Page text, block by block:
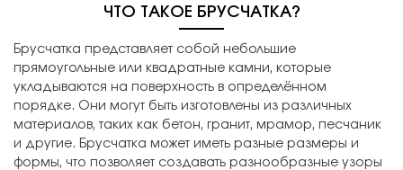
ЧТО ТАКОЕ БРУСЧАТКА?
Брусчатка представляет собой небольшие
прямоугольные или квадратные камни, которые
укладываются на поверхность в определённом
порядке. Они могут быть изготовлены из различных
материалов, таких как бетон, гранит, мрамор, песчаник
и другие. Брусчатка может иметь разные размеры и
формы, что позволяет создавать разнообразные узоры